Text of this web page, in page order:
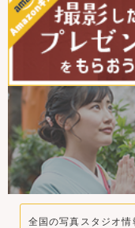
全国の写真スタジオ